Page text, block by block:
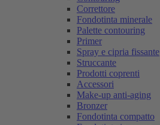
Correttore
Fondotinta minerale
Palette contouring
Primer
Spray e cipria fissante
Struccante
Prodotti coprenti
Accessori
Make-up anti-aging
Bronzer
Fondotinta compatto